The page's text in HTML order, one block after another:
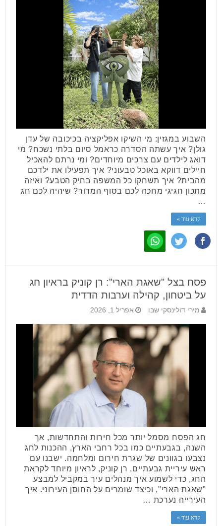
השבוע במגזין: מי השיקו אפליקציה בכיכובה של עדן
גולן? איך עשתה הסדרה כראמל סיום בלתי נשכח? מי
דואג לילדים עם צרכים מיוחדים? ומי נרתם להאכיל
חיילים דווקא באוכל טבעוני? איך תפעילו את ילדכם
מהבית? איך תשחקו כל המשפה בחיק הטבע? ואיזה
מתכון חגיגי מחכה לכם בסוף המדור? שיהיה לכם חג
…
קרא עוד »
פסח בצל "שאגת הארי": רן קוניק בראיון חג
על ביטחון, קהילה וערבות הדדית
מירי דולינסקי שבו אפריל 1, 2026
חג הפסח מסמל יותר מכל חירות והתחדשות, אך
השנה, בגבעתיים כמו בכל רחבי הארץ, ההכנות לחג
נצבעו בגוונים של שגרת חירום ומלחמה. ישבנו עם
ראש עיריית גבעתיים, רן קוניק, לראיון מיוחד לקראת
החג, כדי לשמוע איך מנהלים עיר במקביל למבצע
"שאגת הארי", וכיצד שומרים על החוסן העירוני. איך
העירייה נערכת …
קרא עוד »